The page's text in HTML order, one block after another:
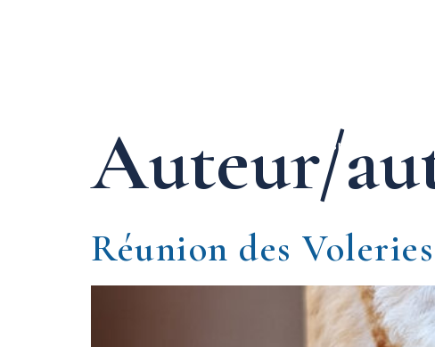
Visite et spectacles
Auteur/
Réunion des Voleries